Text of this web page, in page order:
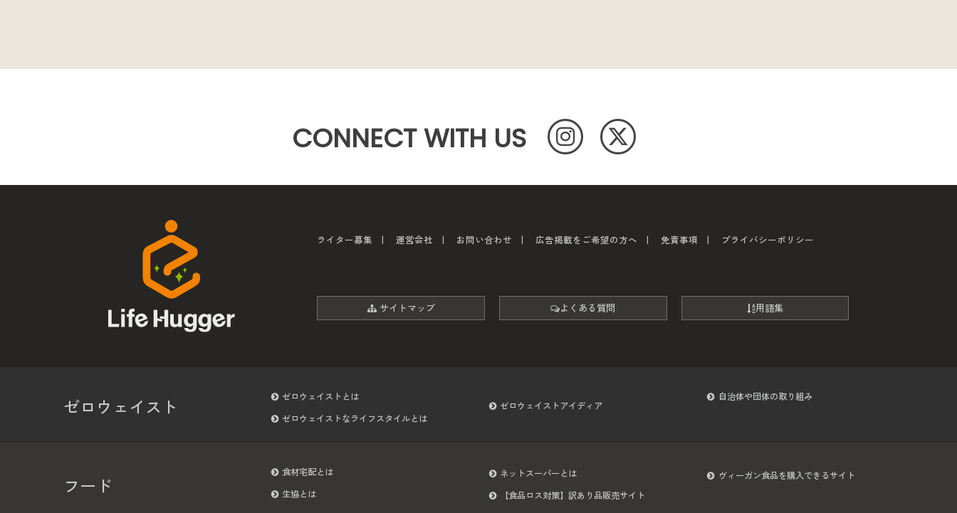
CONNECT WITH US
ライター募集 運営会社 お問い合わせ 広告掲載をご希望の方へ 免責事項 プライバシーポリシー
サイトマップ よくある質問 用語集
ゼロウェイスト
ゼロウェイストとは
ゼロウェイストなライフスタイルとは
ゼロウェイストアイディア
自治体や団体の取り組み
フード
食材宅配とは
生協とは
ネットスーパーとは
【食品ロス対策】訳あり品販売サイト
ヴィーガン食品を購入できるサイト